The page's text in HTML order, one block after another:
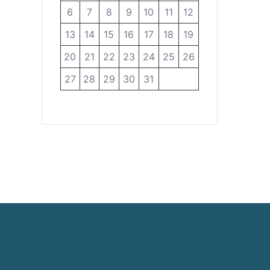
6
7 8 9 10 11
12
13
14 15 16 17 18
19
20
21 22 23 24 25
26
27
28 29 30 31